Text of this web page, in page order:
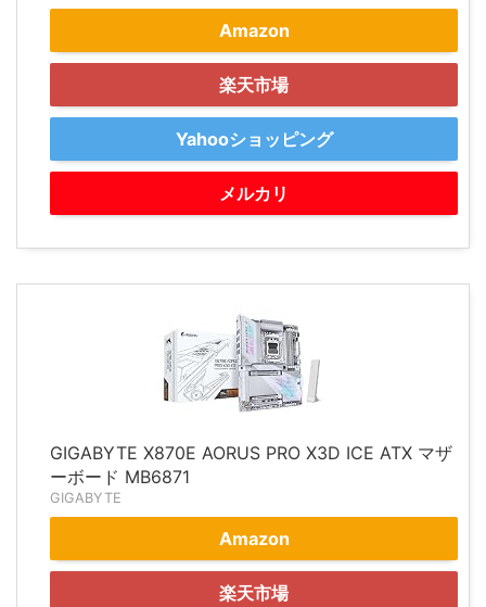
Amazon
楽天市場
Yahooショッピング
メルカリ
GIGABYTE X870E AORUS PRO X3D ICE ATX マザ
ーボード MB6871
GIGABYTE
Amazon
楽天市場